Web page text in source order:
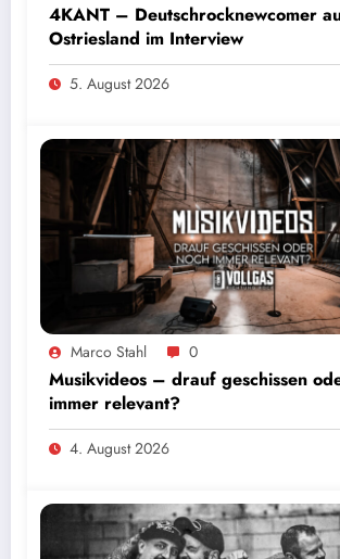
4KANT – Deutschrocknewcomer
Ostriesland im Interview
5. August 2026
Marco Stahl 0
Musikvideos – drauf geschissen
immer relevant?
4. August 2026